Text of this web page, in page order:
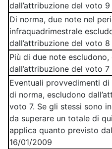
dall’attribuzione del voto 9
Di norma, due note nel
infraquadrimestrale
dall’attribuzione del voto 8
Più di due note escludono,
dall’attribuzione del voto 7
Eventuali provvedimenti di
di norma, escludono
voto 7. Se gli stessi sono
da superare un totale di
applica quanto previsto
16/01/2009